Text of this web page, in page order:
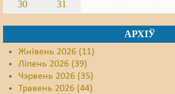
30
31
АРХІЎ
Жнівень 2026 (11)
Ліпень 2026 (39)
Чэрвень 2026 (35)
Травень 2026 (44)